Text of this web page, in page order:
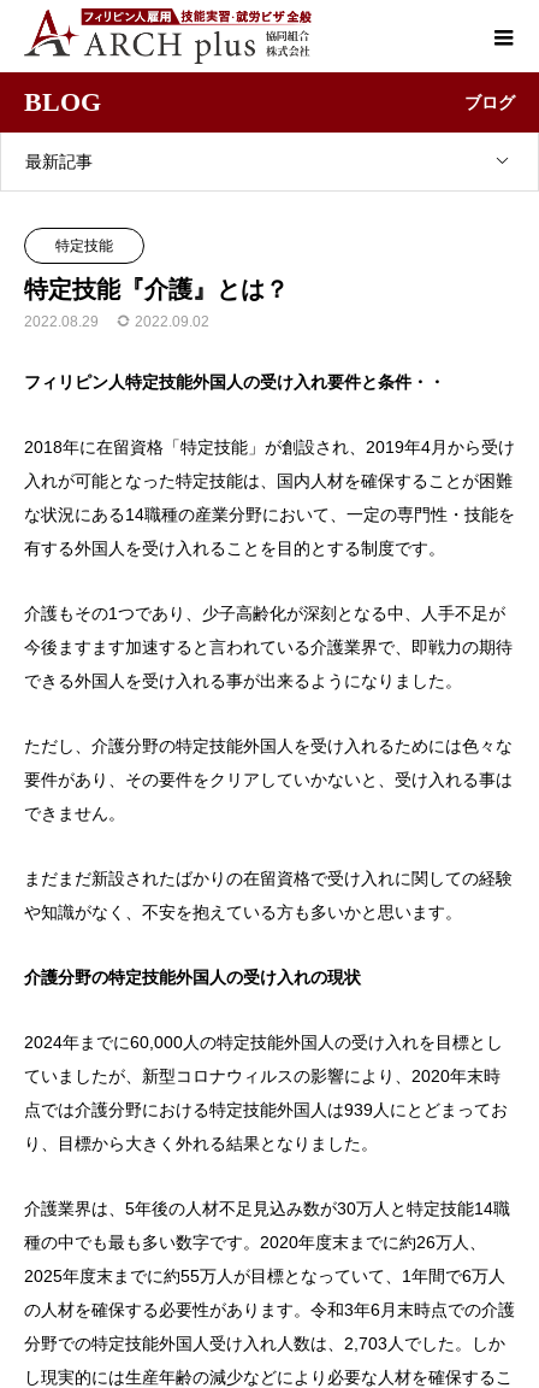
BLOG ブログ
最新記事
特定技能
特定技能『介護』とは？
2022.08.29 2022.09.02
フィリピン人特定技能外国人の受け入れ要件と条件・・
2018年に在留資格「特定技能」が創設され、2019年4月から受け
入れが可能となった特定技能は、国内人材を確保することが困難
な状況にある14職種の産業分野において、一定の専門性・技能を
有する外国人を受け入れることを目的とする制度です。
介護もその1つであり、少子高齢化が深刻となる中、人手不足が
今後ますます加速すると言われている介護業界で、即戦力の期待
できる外国人を受け入れる事が出来るようになりました。
ただし、介護分野の特定技能外国人を受け入れるためには色々な
要件があり、その要件をクリアしていかないと、受け入れる事は
できません。
まだまだ新設されたばかりの在留資格で受け入れに関しての経験
や知識がなく、不安を抱えている方も多いかと思います。
介護分野の特定技能外国人の受け入れの現状
2024年までに60,000人の特定技能外国人の受け入れを目標とし
ていましたが、新型コロナウィルスの影響により、2020年末時
点では介護分野における特定技能外国人は939人にとどまってお
り、目標から大きく外れる結果となりました。
介護業界は、5年後の人材不足見込み数が30万人と特定技能14職
種の中でも最も多い数字です。2020年度末までに約26万人、
2025年度末までに約55万人が目標となっていて、1年間で6万人
の人材を確保する必要性があります。令和3年6月末時点での介護
分野での特定技能外国人受け入れ人数は、2,703人でした。しか
し現実的には生産年齢の減少などにより必要な人材を確保するこ